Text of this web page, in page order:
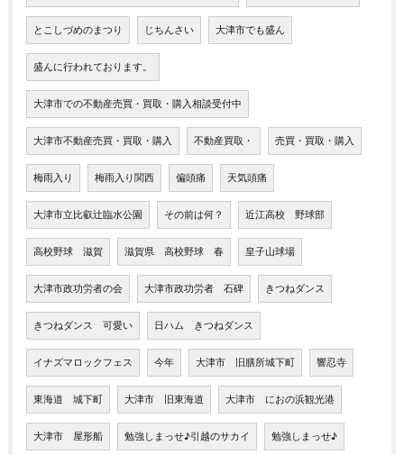
とこしづめのまつり じちんさい 大津市でも盛ん
盛んに行われております。
大津市での不動産売買・買取・購入相談受付中
大津市不動産売買・買取・購入 不動産買取・ 売買・買取・購入
梅雨入り 梅雨入り関西 偏頭痛 天気頭痛
大津市立比叡辻臨水公園 その前は何？ 近江高校 野球部
高校野球 滋賀 滋賀県 高校野球 春 皇子山球場
大津市政功労者の会 大津市政功労者 石碑 きつねダンス
きつねダンス 可愛い 日ハム きつねダンス
イナズマロックフェス 今年 大津市 旧膳所城下町 響忍寺
東海道 城下町 大津市 旧東海道 大津市 におの浜観光港
大津市 屋形船 勉強しまっせ♪引越のサカイ 勉強しまっせ♪